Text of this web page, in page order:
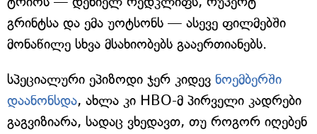
გრინტსა და ემა უოტსონს — ასევე ფილმებში
მონაწილე სხვა მსახიობებს გააერთიანებს.
სპეციალური ეპიზოდი ჯერ კიდევ ნოემბერში
დაანონსდა, ახლა კი HBO-მ პირველი კადრები
გაგვიზიარა, სადაც ვხედავთ, თუ როგორ იღებენ